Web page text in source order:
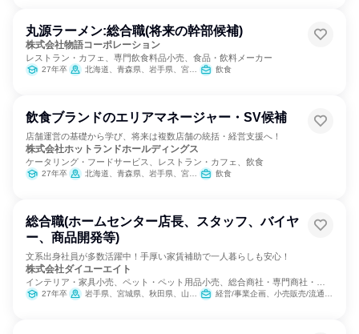
丸源ラーメン:総合職(将来の幹部候補)
株式会社物語コーポレーション
レストラン・カフェ、専門飲食料品小売、食品・飲料メーカー
27年卒 北海道、青森県、岩手県、宮城県、秋田県、山形県、福島県、茨城県、栃木県、群馬県、埼玉県、千葉県、東京都、神奈川県、新潟県、富山県、石川県、福井県、山梨県、長野県、岐阜県、静岡県、愛知県、三重県、滋賀県、京都府、大阪府、兵庫県、奈良県、和歌山県、鳥取県、島根県、岡山県、広島県、山口県、徳島県、香川県、愛媛県、高知県、福岡県、佐賀県、長崎県、熊本県、大分県、宮崎県、鹿児島県、沖縄県 飲食
飲食ブランドのエリアマネージャー・SV候補
店舗運営の基礎から学び、将来は複数店舗の統括・経営支援へ！
株式会社ホットランドホールディングス
ケータリング・フードサービス、レストラン・カフェ、飲食
27年卒 北海道、青森県、岩手県、宮城県、秋田県、山形県、福島県 飲食
総合職(ホームセンター店長、スタッフ、バイヤ
ー、商品開発等)
文系出身社員が多数活躍中！手厚い家賃補助で一人暮らしも安心！
株式会社ダイユーエイト
インテリア・家具小売、ペット・ペット用品小売、総合商社・専門商社・卸
売
27年卒 岩手県、宮城県、秋田県、山形県、福島県、茨城県、栃木県、新潟県 経営/事業企画、小売販売/流通、SCM/生産管理/購買/物流